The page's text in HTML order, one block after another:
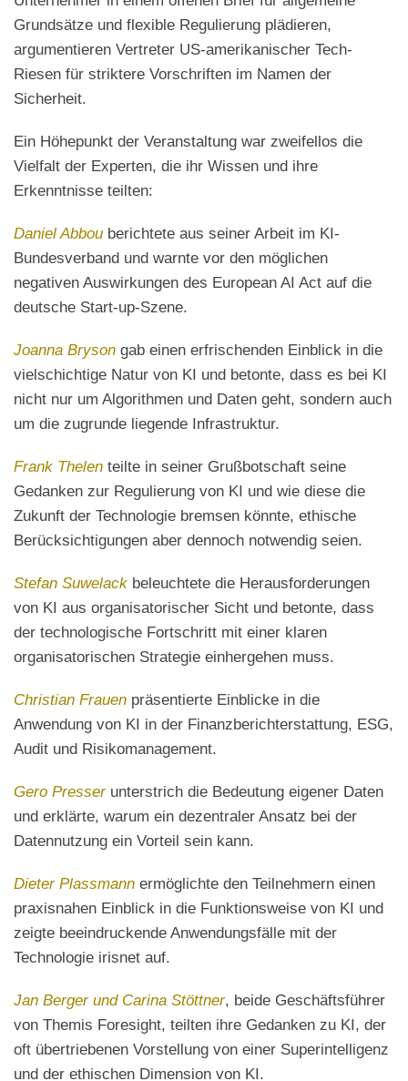
Grundsätze und flexible Regulierung plädieren,
argumentieren Vertreter US-amerikanischer Tech-
Riesen für striktere Vorschriften im Namen der
Sicherheit.
Ein Höhepunkt der Veranstaltung war zweifellos die
Vielfalt der Experten, die ihr Wissen und ihre
Erkenntnisse teilten:
Daniel Abbou berichtete aus seiner Arbeit im KI-
Bundesverband und warnte vor den möglichen
negativen Auswirkungen des European AI Act auf die
deutsche Start-up-Szene.
Joanna Bryson gab einen erfrischenden Einblick in die
vielschichtige Natur von KI und betonte, dass es bei KI
nicht nur um Algorithmen und Daten geht, sondern auch
um die zugrunde liegende Infrastruktur.
Frank Thelen teilte in seiner Grußbotschaft seine
Gedanken zur Regulierung von KI und wie diese die
Zukunft der Technologie bremsen könnte, ethische
Berücksichtigungen aber dennoch notwendig seien.
Stefan Suwelack beleuchtete die Herausforderungen
von KI aus organisatorischer Sicht und betonte, dass
der technologische Fortschritt mit einer klaren
organisatorischen Strategie einhergehen muss.
Christian Frauen präsentierte Einblicke in die
Anwendung von KI in der Finanzberichterstattung, ESG,
Audit und Risikomanagement.
Gero Presserunterstrich die Bedeutung eigener Daten
und erklärte, warum ein dezentraler Ansatz bei der
Datennutzung ein Vorteil sein kann.
Dieter Plassmann ermöglichte den Teilnehmern einen
praxisnahen Einblick in die Funktionsweise von KI und
zeigte beeindruckende Anwendungsfälle mit der
Technologie irisnet auf.
Jan Berger und Carina Stöttner, beide Geschäftsführer
von Themis Foresight, teilten ihre Gedanken zu KI, der
oft übertriebenen Vorstellung von einer Superintelligenz
und der ethischen Dimension von KI.